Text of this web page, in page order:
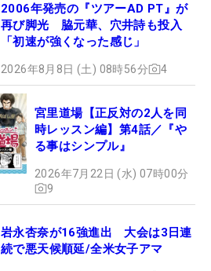
2006年発売の『ツアーAD PT』が
再び脚光 脇元華、穴井詩も投入
「初速が強くなった感じ」
2026年8月8日 (土) 08時56分 4
宮里道場【正反対の2人を同
時レッスン編】第4話／『や
る事はシンプル』
2026年7月22日 (水) 07時00分
9
岩永杏奈が16強進出 大会は3日連
続で悪天候順延/全米女子アマ